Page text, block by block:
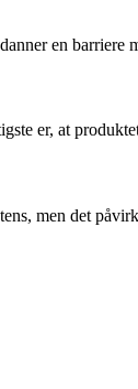
en barriere
er, at
men det